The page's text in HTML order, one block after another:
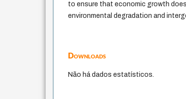
to ensure that economic growth
environmental degradation and
Downloads
Não há dados estatísticos.